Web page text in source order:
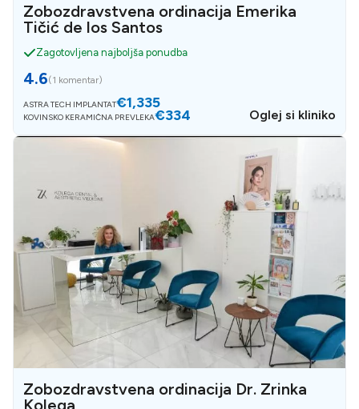
Zobozdravstvena ordinacija Emerika
Tičić de los Santos
Zagotovljena najboljša ponudba
4.6(1 komentar)
ASTRA TECH IMPLANTAT€1,335
KOVINSKO KERAMIČNA PREVLEKA€334 Oglej si kliniko
Zobozdravstvena ordinacija Dr. Zrinka
Kolega